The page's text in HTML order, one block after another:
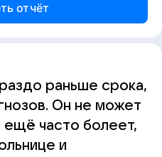
отчёт
раньше срока,
Он не может
ещё часто болеет,
и